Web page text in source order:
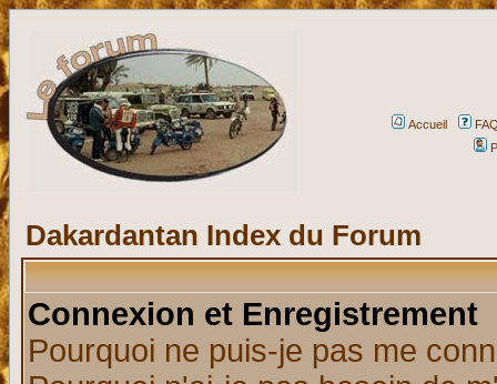
Accueil
Dakardantan Index du Forum
Connexion et Enregistrement
Pourquoi ne puis-je pas me